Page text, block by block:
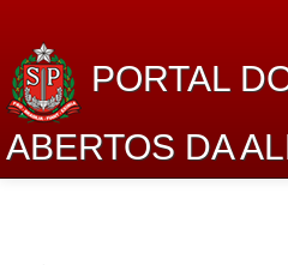
PORTAL
ABERTOS DA